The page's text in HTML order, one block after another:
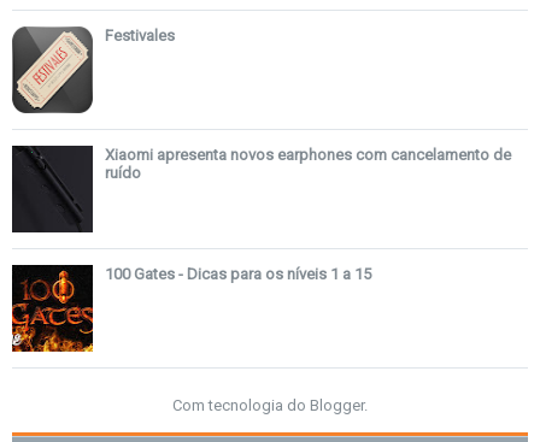
Festivales
Xiaomi apresenta novos earphones com cancelamento de
ruído
100 Gates - Dicas para os níveis 1 a 15
Com tecnologia do Blogger.